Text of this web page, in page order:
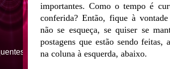
importantes. Como o tempo é
conferida? Então, fique à
não se esqueça, se quiser se
postagens que estão sendo feitas,
na coluna à esquerda, abaixo.